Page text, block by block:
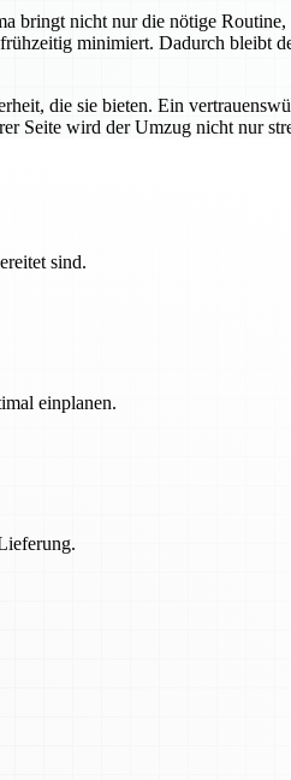
bringt nicht nur die nötige
minimiert. Dadurch bleibt
die sie bieten. Ein
wird der Umzug nicht nur
sind.
einplanen.